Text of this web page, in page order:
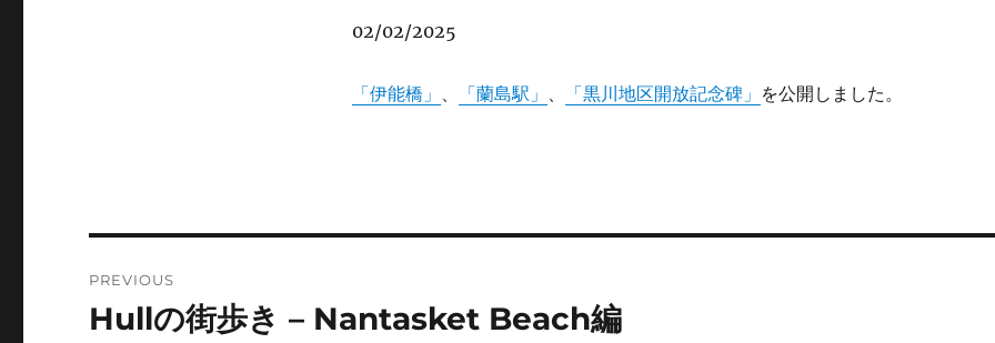
02/02/2025
「伊能橋」 、 「蘭島駅」 、 「黒川地区開放記念碑」 を公開しました。
navigation
PREVIOUS
Previous
Hullの街歩き – Nantasket Beach編